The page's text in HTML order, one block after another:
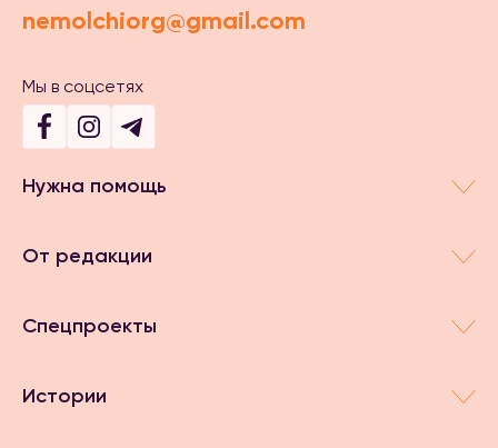
nemolchiorg@gmail.com
Мы в соцсетях
Нужна помощь
От редакции
Спецпроекты
Истории